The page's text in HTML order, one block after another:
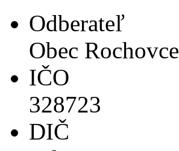
Odberateľ
Obec Rochovce
IČO
328723
DIČ